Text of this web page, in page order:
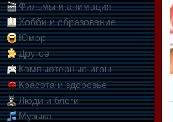
Фильмы и анимация
Хобби и образование
Юмор
Другое
Компьютерные игры
Красота и здоровье
Люди и блоги
Музыка